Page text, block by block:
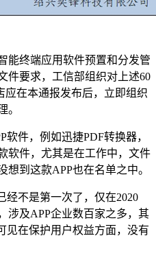
能终端应用软件预置和分发管
件要求，工信部组织对上述60
应在本通报发布后，立即组织
。
件，例如迅捷PDF转换器，
软件，尤其是在工作中，文件
到这款APP也在名单之中。
经不是第一次了，仅在2020
涉及APP企业数百家之多，其
见在保护用户权益方面，没有